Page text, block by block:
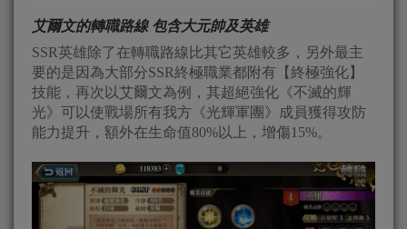
艾爾文的轉職路線 包含大元帥及英雄
SSR英雄除了在轉職路線比其它英雄較多，另外最主
要的是因為大部分SSR終極職業都附有【終極強化】
技能，再次以艾爾文為例，其超絕強化《不滅的輝
光》可以使戰場所有我方《光輝軍團》成員獲得攻防
能力提升，額外在生命值80%以上，增傷15%。